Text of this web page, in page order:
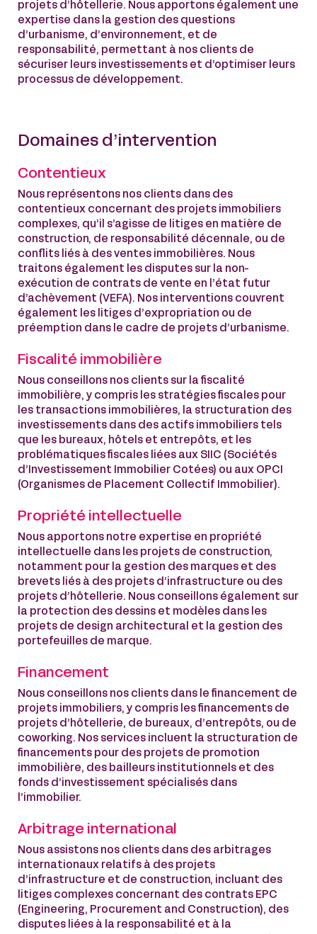
projets d’hôtellerie. Nous apportons également une
expertise dans la gestion des questions
d’urbanisme, d’environnement, et de
responsabilité, permettant à nos clients de
sécuriser leurs investissements et d’optimiser leurs
processus de développement.
Domaines d’intervention
Contentieux
Nous représentons nos clients dans des
contentieux concernant des projets immobiliers
complexes, qu’il s’agisse de litiges en matière de
construction, de responsabilité décennale, ou de
conflits liés à des ventes immobilières. Nous
traitons également les disputes sur la non-
exécution de contrats de vente en l’état futur
d’achèvement (VEFA). Nos interventions couvrent
également les litiges d’expropriation ou de
préemption dans le cadre de projets d’urbanisme.
Fiscalité immobilière
Nous conseillons nos clients sur la fiscalité
immobilière, y compris les stratégies fiscales pour
les transactions immobilières, la structuration des
investissements dans des actifs immobiliers tels
que les bureaux, hôtels et entrepôts, et les
problématiques fiscales liées aux SIIC (Sociétés
d’Investissement Immobilier Cotées) ou aux OPCI
(Organismes de Placement Collectif Immobilier).
Propriété intellectuelle
Nous apportons notre expertise en propriété
intellectuelle dans les projets de construction,
notamment pour la gestion des marques et des
brevets liés à des projets d’infrastructure ou des
projets d’hôtellerie. Nous conseillons également sur
la protection des dessins et modèles dans les
projets de design architectural et la gestion des
portefeuilles de marque.
Financement
Nous conseillons nos clients dans le financement de
projets immobiliers, y compris les financements de
projets d’hôtellerie, de bureaux, d’entrepôts, ou de
coworking. Nos services incluent la structuration de
financements pour des projets de promotion
immobilière, des bailleurs institutionnels et des
fonds d’investissement spécialisés dans
l’immobilier.
Arbitrage international
Nous assistons nos clients dans des arbitrages
internationaux relatifs à des projets
d’infrastructure et de construction, incluant des
litiges complexes concernant des contrats EPC
(Engineering, Procurement and Construction), des
disputes liées à la responsabilité et à la